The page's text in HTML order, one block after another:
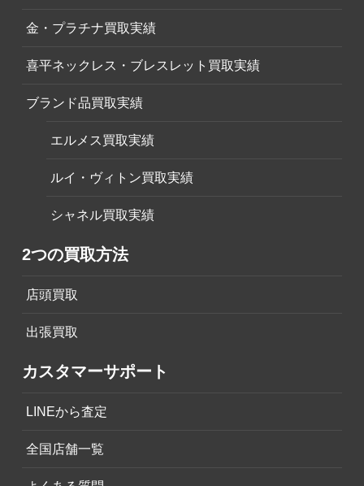
金・プラチナ買取実績
喜平ネックレス・ブレスレット買取実績
ブランド品買取実績
エルメス買取実績
ルイ・ヴィトン買取実績
シャネル買取実績
2つの買取方法
店頭買取
出張買取
カスタマーサポート
LINEから査定
全国店舗一覧